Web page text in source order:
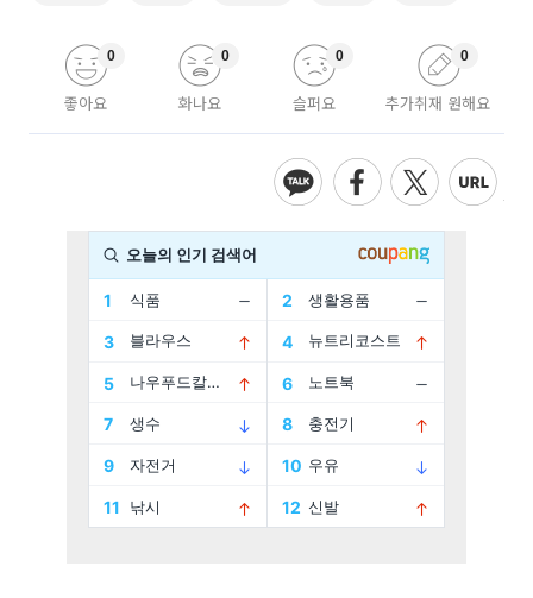
좋아요
0
화나요
0
슬퍼요
0
추가취재 원해요
0